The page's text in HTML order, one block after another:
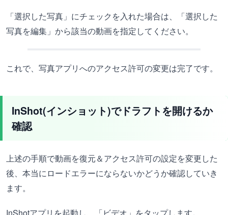
「選択した写真」にチェックを入れた場合は、「選択した
写真を編集」から該当の動画を指定してください。
これで、写真アプリへのアクセス許可の変更は完了です。
InShot(インショット)でドラフトを開けるか
確認
上述の手順で動画を復元＆アクセス許可の設定を変更した
後、本当にロードエラーにならないかどうか確認していき
ます。